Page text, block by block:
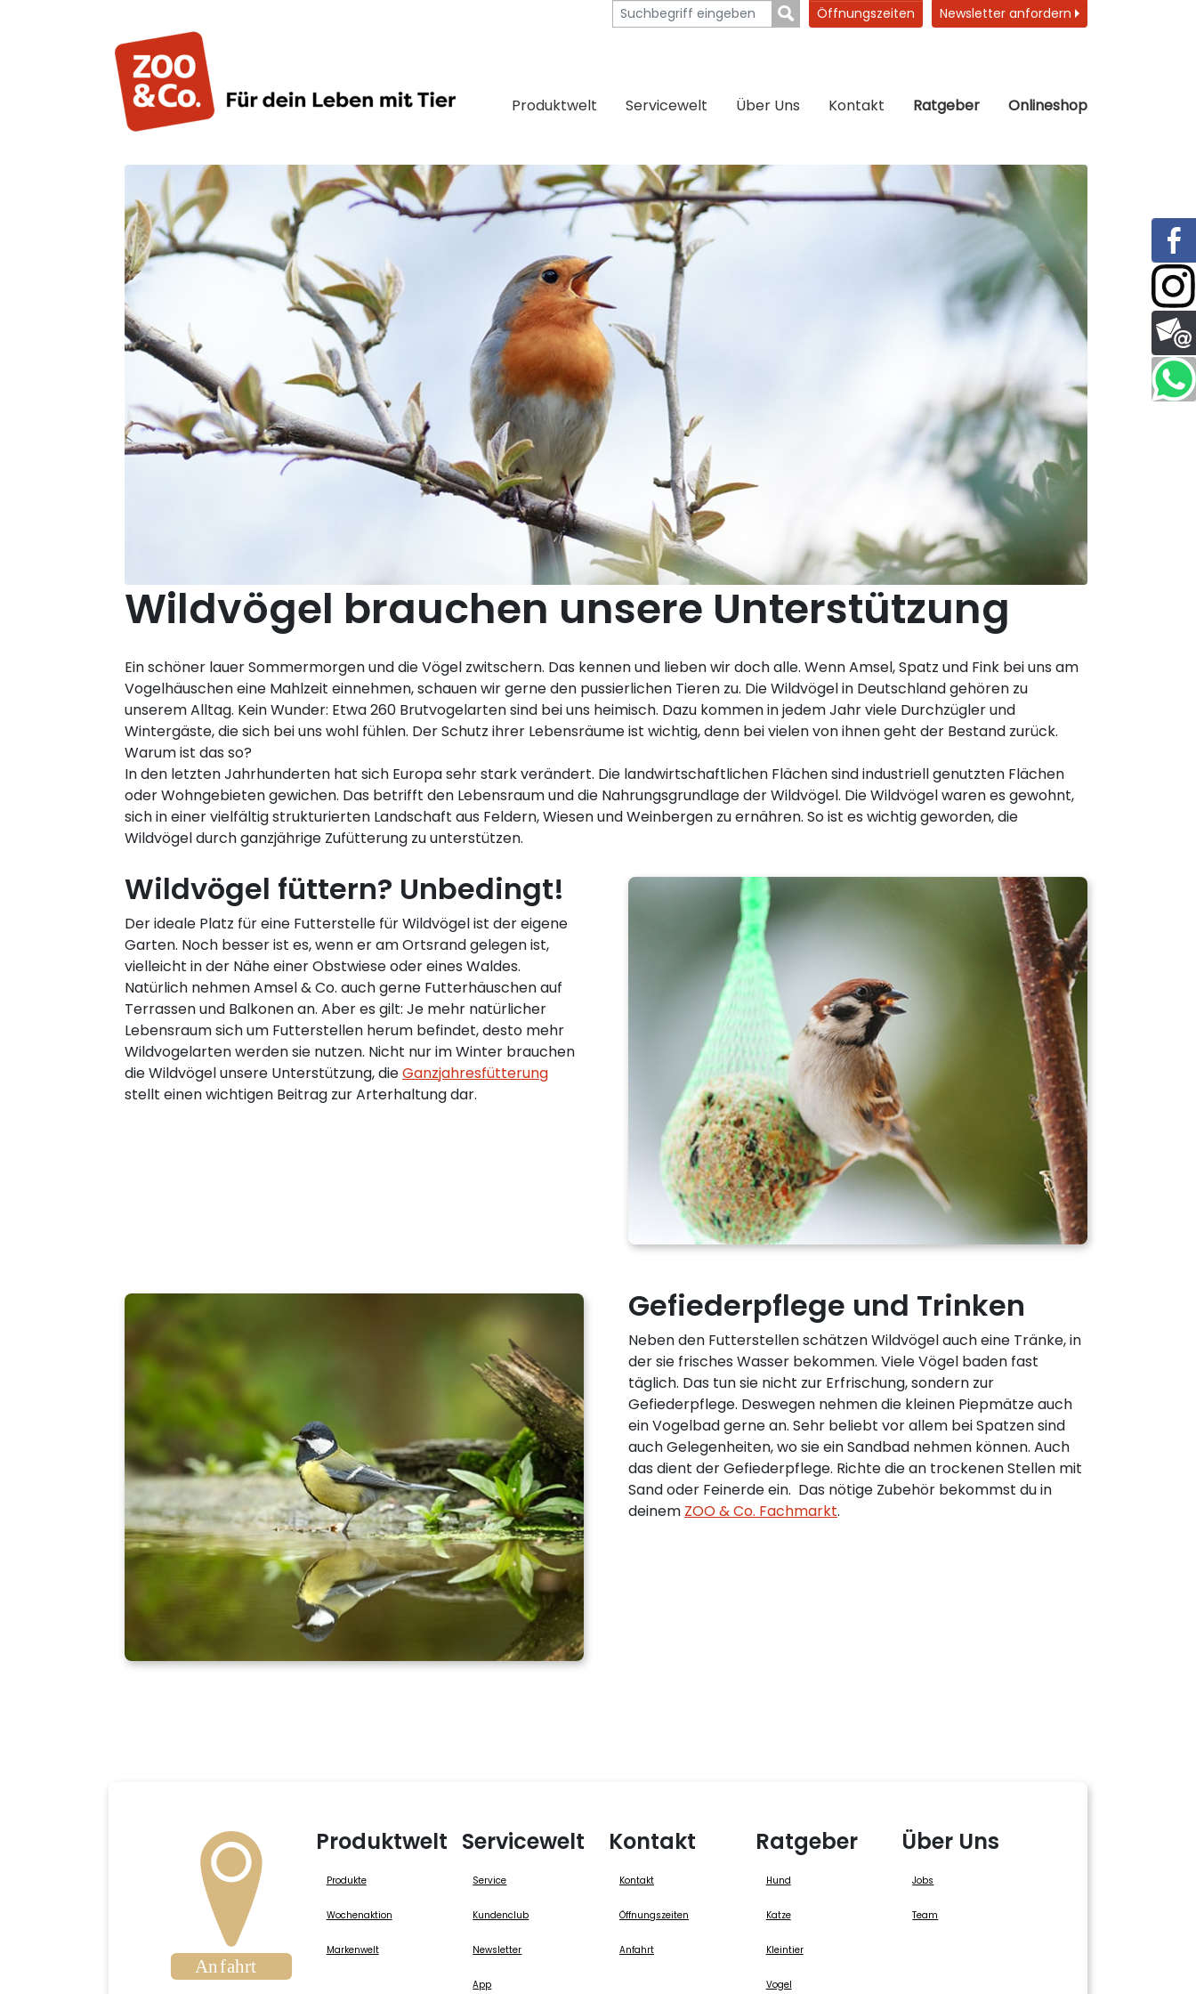
Öffnungszeiten Newsletter anfordern
Produktwelt Servicewelt Über Uns Kontakt Ratgeber Onlineshop
Wildvögel brauchen unsere Unterstützung
Ein schöner lauer Sommermorgen und die Vögel zwitschern. Das kennen und lieben wir doch alle. Wenn Amsel, Spatz und Fink bei uns am
Vogelhäuschen eine Mahlzeit einnehmen, schauen wir gerne den pussierlichen Tieren zu. Die Wildvögel in Deutschland gehören zu
unserem Alltag. Kein Wunder: Etwa 260 Brutvogelarten sind bei uns heimisch. Dazu kommen in jedem Jahr viele Durchzügler und
Wintergäste, die sich bei uns wohl fühlen. Der Schutz ihrer Lebensräume ist wichtig, denn bei vielen von ihnen geht der Bestand zurück.
Warum ist das so?
In den letzten Jahrhunderten hat sich Europa sehr stark verändert. Die landwirtschaftlichen Flächen sind industriell genutzten Flächen
oder Wohngebieten gewichen. Das betrifft den Lebensraum und die Nahrungsgrundlage der Wildvögel. Die Wildvögel waren es gewohnt,
sich in einer vielfältig strukturierten Landschaft aus Feldern, Wiesen und Weinbergen zu ernähren. So ist es wichtig geworden, die
Wildvögel durch ganzjährige Zufütterung zu unterstützen.
Wildvögel füttern? Unbedingt!
Der ideale Platz für eine Futterstelle für Wildvögel ist der eigene
Garten. Noch besser ist es, wenn er am Ortsrand gelegen ist,
vielleicht in der Nähe einer Obstwiese oder eines Waldes.
Natürlich nehmen Amsel & Co. auch gerne Futterhäuschen auf
Terrassen und Balkonen an. Aber es gilt: Je mehr natürlicher
Lebensraum sich um Futterstellen herum befindet, desto mehr
Wildvogelarten werden sie nutzen. Nicht nur im Winter brauchen
die Wildvögel unsere Unterstützung, dieGanzjahresfütterung
stellt einen wichtigen Beitrag zur Arterhaltung dar.
Gefiederpflege und Trinken
Neben den Futterstellen schätzen Wildvögel auch eine Tränke, in
der sie frisches Wasser bekommen. Viele Vögel baden fast
täglich. Das tun sie nicht zur Erfrischung, sondern zur
Gefiederpflege. Deswegen nehmen die kleinen Piepmätze auch
ein Vogelbad gerne an. Sehr beliebt vor allem bei Spatzen sind
auch Gelegenheiten, wo sie ein Sandbad nehmen können. Auch
das dient der Gefiederpflege. Richte die an trockenen Stellen mit
Sand oder Feinerde ein. Das nötige Zubehör bekommst du in
deinem ZOO & Co. Fachmarkt.
Produktwelt
Produkte
Wochenaktion
Markenwelt
Servicewelt
Service
Kundenclub
Newsletter
App
Kontakt
Kontakt
Öffnungszeiten
Anfahrt
Ratgeber
Hund
Katze
Kleintier
Vogel
Über Uns
Jobs
Team